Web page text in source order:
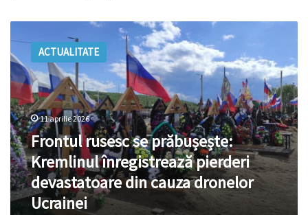
Frontul
rusesc
se
prăbușește:
Kremlinul
înregistrează
pierderi
devastatoare
din
cauza
dronelor
Ucrainei
ACTUALITATE
11 aprilie 2026
Frontul rusesc se prăbușește:
Kremlinul înregistrează pierderi
devastatoare din cauza dronelor
Ucrainei